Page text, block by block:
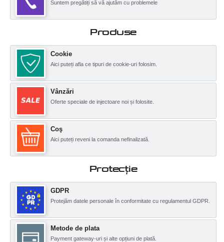
Suntem pregătiți să vă ajutăm cu problemele
Produse
Cookie
Aici puteți afla ce tipuri de cookie-uri folosim.
Vânzări
Oferte speciale de injectoare noi și folosite.
Coş
Aici puteți reveni la comanda nefinalizată.
Protecţie
GDPR
Protejăm datele personale în conformitate cu regulamentul GDPR.
Metode de plata
Payment gateway-uri și alte opțiuni de plată.